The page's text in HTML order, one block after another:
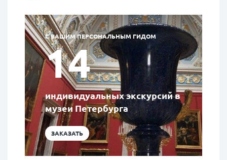
С ВАШИМ ПЕРСОНАЛЬНЫМ ГИДОМ
14
индивидуальных экскурсий в
музеи Петербурга
ЗАКАЗАТЬ